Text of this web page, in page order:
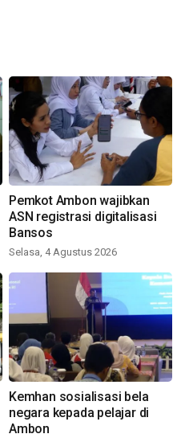
Pemkot Ambon wajibkan
ASN registrasi digitalisasi
Bansos
Selasa, 4 Agustus 2026
Kemhan sosialisasi bela
negara kepada pelajar di
Ambon